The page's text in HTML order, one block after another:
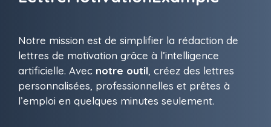
Notre mission est de simplifier la rédaction de
lettres de motivation grâce à l’intelligence
artificielle. Avec notre outil, créez des lettres
personnalisées, professionnelles et prêtes à
l’emploi en quelques minutes seulement.